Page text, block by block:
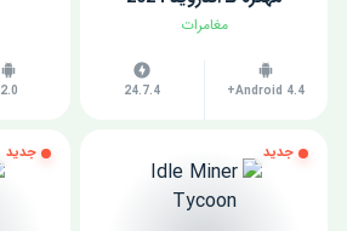
مغامرات
Android 4.4+
24.7.4
2.0
جديد جديد